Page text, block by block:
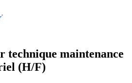
technique maintenance
(H/F)